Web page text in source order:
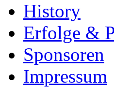
History
Erfolge &
Sponsoren
Impressum